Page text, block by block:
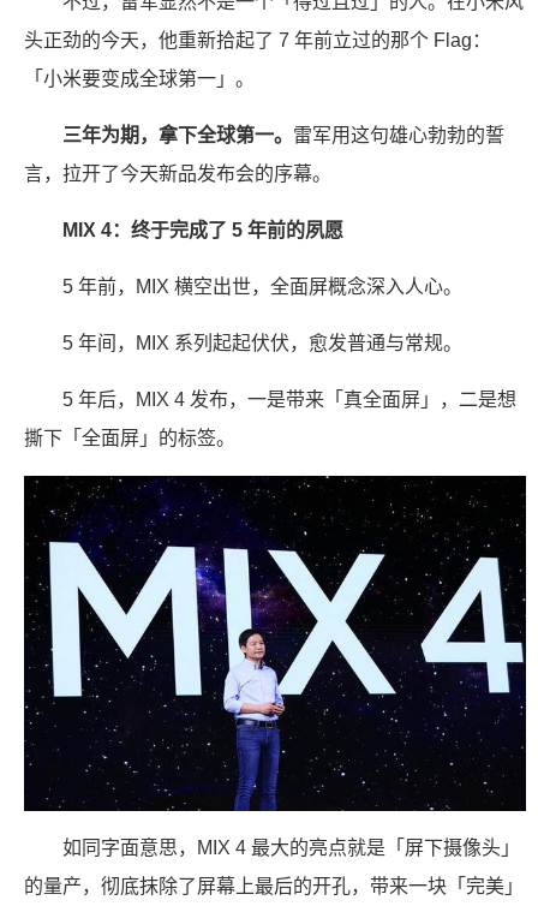
头正劲的今天，他重新拾起了 7 年前立过的那个 Flag：
「小米要变成全球第一」。
三年为期，拿下全球第一。 雷军用这句雄心勃勃的誓
言，拉开了今天新品发布会的序幕。
MIX 4：终于完成了 5 年前的夙愿
5 年前，MIX 横空出世，全面屏概念深入人心。
5 年间，MIX 系列起起伏伏，愈发普通与常规。
5 年后，MIX 4 发布，一是带来「真全面屏」，二是想
撕下「全面屏」的标签。
如同字面意思，MIX 4 最大的亮点就是「屏下摄像头」
的量产，彻底抹除了屏幕上最后的开孔，带来一块「完美」